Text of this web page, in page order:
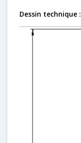
Dessin technique :